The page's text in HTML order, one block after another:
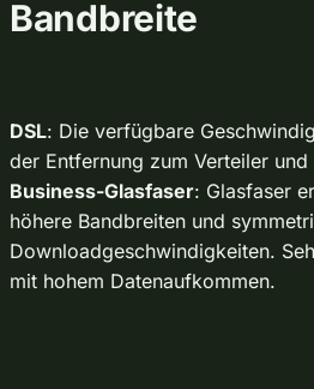
Bandbreite
DSL: Die verfügbare
der Entfernung zum Verteiler
Business-Glasfaser: Glasfaser
höhere Bandbreiten und
Downloadgeschwindigkeiten.
mit hohem Datenaufkommen.